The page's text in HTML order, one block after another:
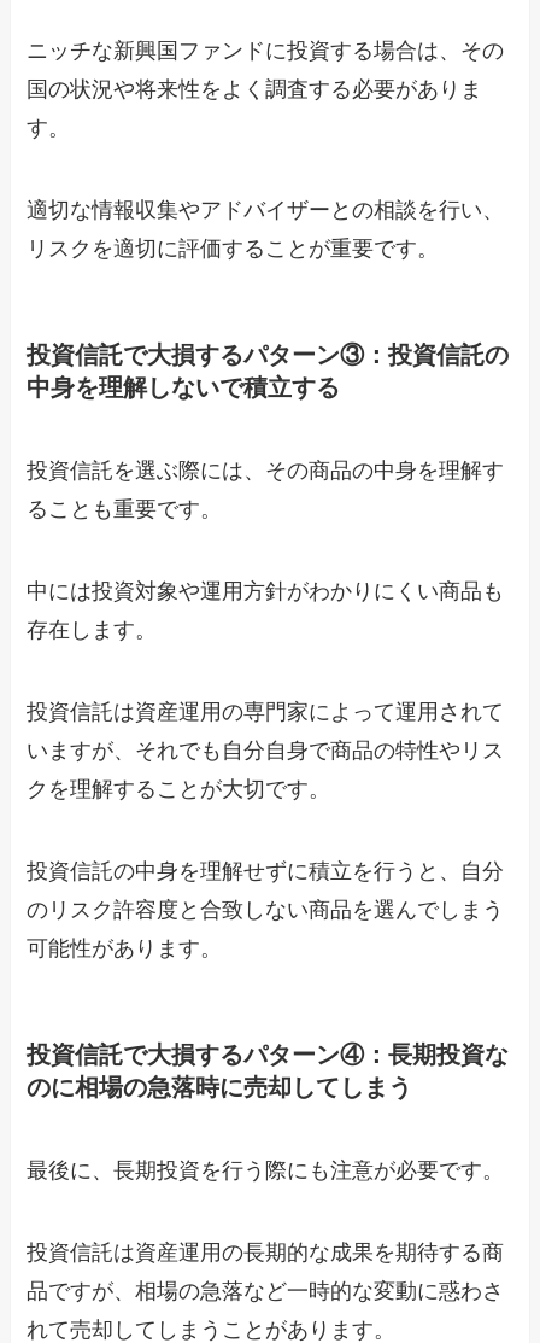
ニッチな新興国ファンドに投資する場合は、その
国の状況や将来性をよく調査する必要がありま
す。
適切な情報収集やアドバイザーとの相談を行い、
リスクを適切に評価することが重要です。
投資信託で大損するパターン③：投資信託の
中身を理解しないで積立する
投資信託を選ぶ際には、その商品の中身を理解す
ることも重要です。
中には投資対象や運用方針がわかりにくい商品も
存在します。
投資信託は資産運用の専門家によって運用されて
いますが、それでも自分自身で商品の特性やリス
クを理解することが大切です。
投資信託の中身を理解せずに積立を行うと、自分
のリスク許容度と合致しない商品を選んでしまう
可能性があります。
投資信託で大損するパターン④：長期投資な
のに相場の急落時に売却してしまう
最後に、長期投資を行う際にも注意が必要です。
投資信託は資産運用の長期的な成果を期待する商
品ですが、相場の急落など一時的な変動に惑わさ
れて売却してしまうことがあります。